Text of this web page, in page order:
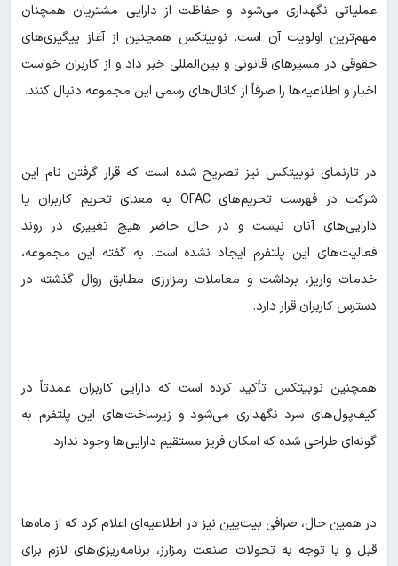
عملیاتی نگهداری می‌شود و حفاظت از دارایی مشتریان همچنان
مهم‌ترین اولویت آن است. نوبیتکس همچنین از آغاز پیگیری‌های
حقوقی در مسیرهای قانونی و بین‌المللی خبر داد و از کاربران خواست
اخبار و اطلاعیه‌ها را صرفاً از کانال‌های رسمی این مجموعه دنبال کنند.
در تارنمای نوبیتکس نیز تصریح شده است که قرار گرفتن نام این
شرکت در فهرست تحریم‌های OFAC به معنای تحریم کاربران یا
دارایی‌های آنان نیست و در حال حاضر هیچ تغییری در روند
فعالیت‌های این پلتفرم ایجاد نشده است. به گفته این مجموعه،
خدمات واریز، برداشت و معاملات رمزارزی مطابق روال گذشته در
دسترس کاربران قرار دارد.
همچنین نوبیتکس تأکید کرده است که دارایی کاربران عمدتاً در
کیف‌پول‌های سرد نگهداری می‌شود و زیرساخت‌های این پلتفرم به
گونه‌ای طراحی شده که امکان فریز مستقیم دارایی‌ها وجود ندارد.
در همین حال، صرافی بیت‌پین نیز در اطلاعیه‌ای اعلام کرد که از ماه‌ها
قبل و با توجه به تحولات صنعت رمزارز، برنامه‌ریزی‌های لازم برای